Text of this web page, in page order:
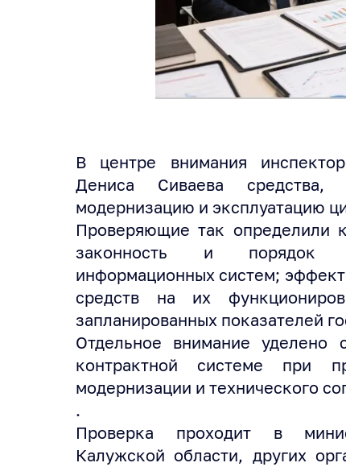
В центре внимания
Дениса Сиваева средства,
модернизацию и эксплуатацию
Проверяющие так определили
законность и порядок
информационных систем;
средств на их
запланированных показателей
Отдельное внимание уделено
контрактной системе при
модернизации и технического
.
Проверка проходит в
Калужской области, других